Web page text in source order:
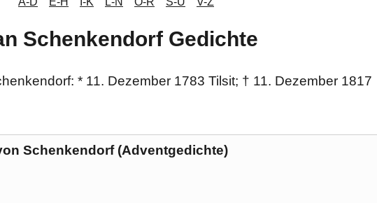
Schenkendorf Gedichte
* 11. Dezember 1783 Tilsit; † 11. Dezember 1817
Schenkendorf (Adventgedichte)